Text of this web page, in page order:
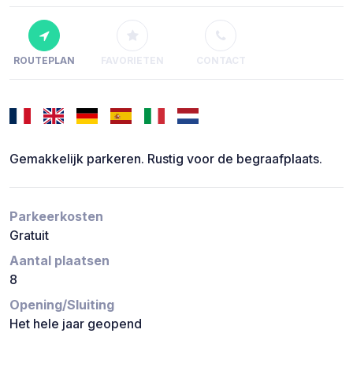
ROUTEPLAN FAVORIETEN CONTACT
Gemakkelijk parkeren. Rustig voor de begraafplaats.
Parkeerkosten
Gratuit
Aantal plaatsen
8
Opening/Sluiting
Het hele jaar geopend